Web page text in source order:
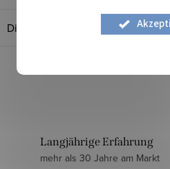
Diskussion
Langjährige Erfahrung
mehr als 30 Jahre am Markt